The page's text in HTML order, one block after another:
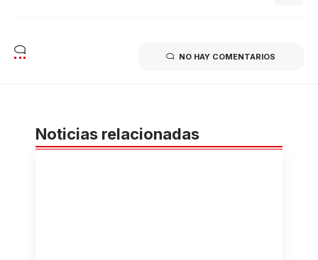
NO HAY COMENTARIOS
Noticias relacionadas